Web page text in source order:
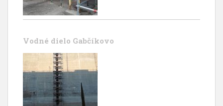
Vodné dielo Gabčíkovo